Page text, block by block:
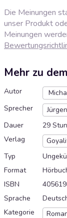
Die Meinungen
unser Produkt
Meinungen
Mehr zu
Autor
Sprecher
Dauer
29
Verlag
Typ
Format
ISBN
Sprache
Kategorie